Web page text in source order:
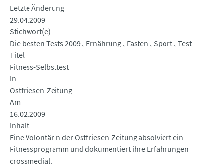
Letzte Änderung
29.04.2009
Stichwort(e)
Die besten Tests 2009 Ernährung Fasten Sport Test
Titel
Fitness-Selbsttest
In
Ostfriesen-Zeitung
Am
16.02.2009
Inhalt
Eine Volontärin der Ostfriesen-Zeitung absolviert ein
Fitnessprogramm und dokumentiert ihre Erfahrungen
crossmedial.